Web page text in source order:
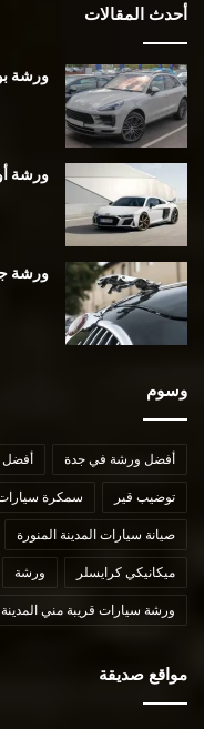
أحدث المقالات
ورشة
ورشة
ورشة
وسوم
أفضل ورشة في جدة
توضيب قير سمكرة
صيانة سيارات المدينة المنورة
ميكانيكي كرايسلر ورشة
ورشة سيارات قريبة مني المدينة
مواقع صديقة